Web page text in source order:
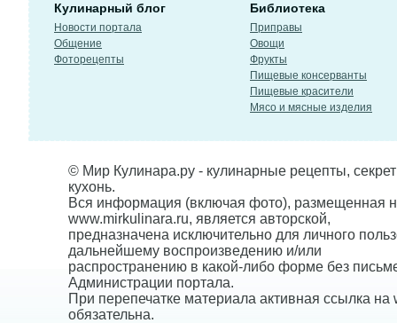
Кулинарный блог
Новости портала
Общение
Фоторецепты
Библиотека
Приправы
Овощи
Фрукты
Пищевые консерванты
Пищевые красители
Мясо и мясные изделия
© Мир Кулинара.ру - кулинарные рецепты,
кухонь.
Вся информация (включая фото), размещенная
www.mirkulinara.ru, является авторской,
предназначена исключительно для личного
дальнейшему воспроизведению и/или
распространению в какой-либо форме без
Администрации портала.
При перепечатке материала активная ссылка на
обязательна.